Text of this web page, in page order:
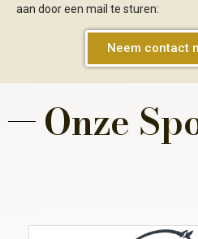
aan door een mail te sturen:
Neem contact
Onze